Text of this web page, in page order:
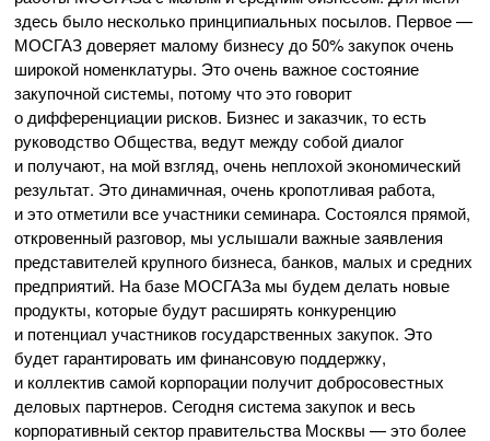
здесь было несколько принципиальных посылов. Первое —
МОСГАЗ доверяет малому бизнесу до 50% закупок очень
широкой номенклатуры. Это очень важное состояние
закупочной системы, потому что это говорит
о дифференциации рисков. Бизнес и заказчик, то есть
руководство Общества, ведут между собой диалог
и получают, на мой взгляд, очень неплохой экономический
результат. Это динамичная, очень кропотливая работа,
и это отметили все участники семинара. Состоялся прямой,
откровенный разговор, мы услышали важные заявления
представителей крупного бизнеса, банков, малых и средних
предприятий. На базе МОСГАЗа мы будем делать новые
продукты, которые будут расширять конкуренцию
и потенциал участников государственных закупок. Это
будет гарантировать им финансовую поддержку,
и коллектив самой корпорации получит добросовестных
деловых партнеров. Сегодня система закупок и весь
корпоративный сектор правительства Москвы — это более